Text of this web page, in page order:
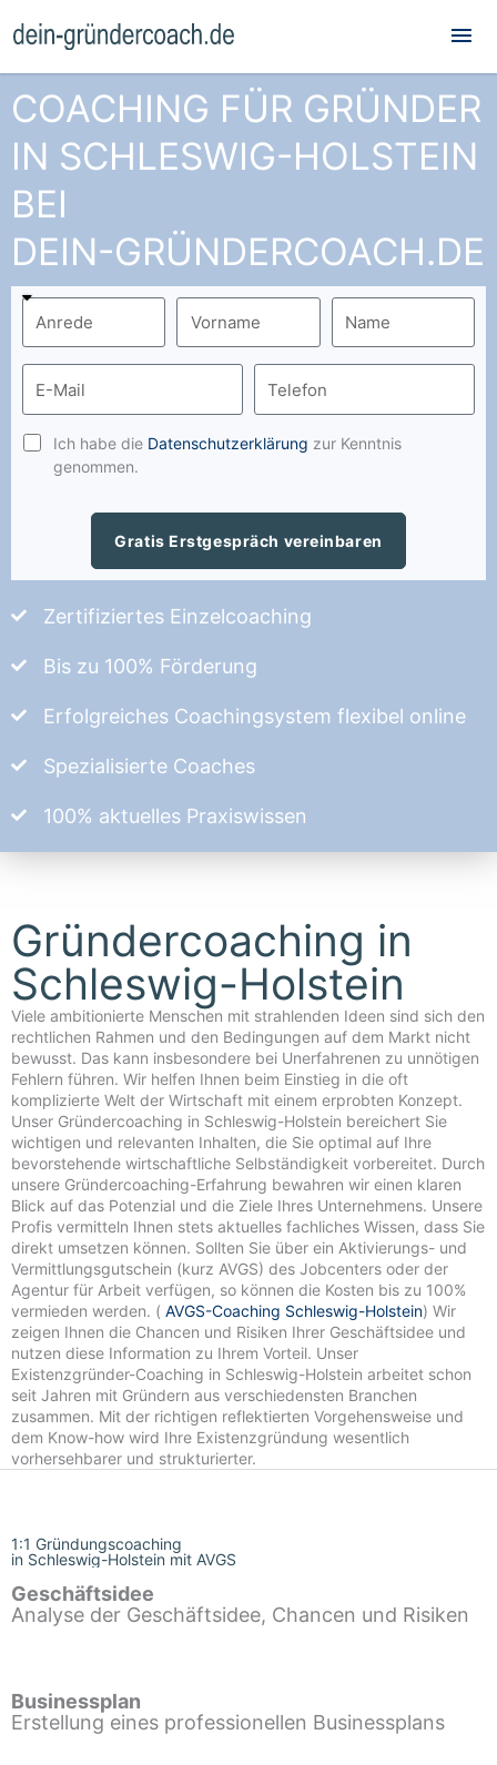
COACHING FÜR GRÜNDER
IN SCHLESWIG-HOLSTEIN
BEI
DEIN-GRÜNDERCOACH.DE
Ich habe die Datenschutzerklärung zur Kenntnis
genommen.
Gratis Erstgespräch vereinbaren
Zertifiziertes Einzelcoaching
Bis zu 100% Förderung
Erfolgreiches Coachingsystem flexibel online
Spezialisierte Coaches
100% aktuelles Praxiswissen
Gründercoaching in
Schleswig-Holstein
Viele ambitionierte Menschen mit strahlenden Ideen sind sich den
rechtlichen Rahmen und den Bedingungen auf dem Markt nicht
bewusst. Das kann insbesondere bei Unerfahrenen zu unnötigen
Fehlern führen. Wir helfen Ihnen beim Einstieg in die oft
komplizierte Welt der Wirtschaft mit einem erprobten Konzept.
Unser Gründercoaching in Schleswig-Holstein bereichert Sie
wichtigen und relevanten Inhalten, die Sie optimal auf Ihre
bevorstehende wirtschaftliche Selbständigkeit vorbereitet. Durch
unsere Gründercoaching-Erfahrung bewahren wir einen klaren
Blick auf das Potenzial und die Ziele Ihres Unternehmens. Unsere
Profis vermitteln Ihnen stets aktuelles fachliches Wissen, dass Sie
direkt umsetzen können. Sollten Sie über ein Aktivierungs- und
Vermittlungsgutschein (kurz AVGS) des Jobcenters oder der
Agentur für Arbeit verfügen, so können die Kosten bis zu 100%
vermieden werden. ( AVGS-Coaching Schleswig-Holstein) Wir
zeigen Ihnen die Chancen und Risiken Ihrer Geschäftsidee und
nutzen diese Information zu Ihrem Vorteil. Unser
Existenzgründer-Coaching in Schleswig-Holstein arbeitet schon
seit Jahren mit Gründern aus verschiedensten Branchen
zusammen. Mit der richtigen reflektierten Vorgehensweise und
dem Know-how wird Ihre Existenzgründung wesentlich
vorhersehbarer und strukturierter.
1:1 Gründungscoaching
in Schleswig-Holstein mit AVGS
Geschäftsidee
Analyse der Geschäftsidee, Chancen und Risiken
Businessplan
Erstellung eines professionellen Businessplans